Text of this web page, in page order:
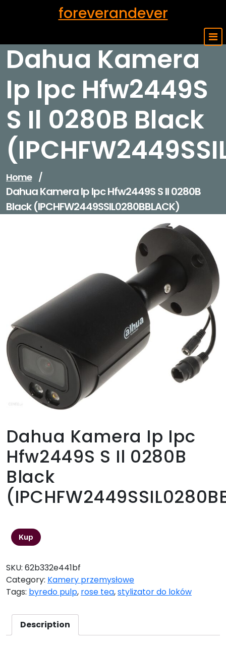
foreverandever
Dahua Kamera
Ip Ipc Hfw2449S
S Il 0280B Black
Home /
Dahua Kamera Ip Ipc Hfw2449S S Il 0280B
Black (IPCHFW2449SSIL0280BBLACK)
Dahua Kamera Ip Ipc
Hfw2449S S Il 0280B
Black
Kup
SKU: 62b332e441bf
Category: Kamery przemysłowe
Tags: byredo pulp, rose tea,stylizator do loków
Description